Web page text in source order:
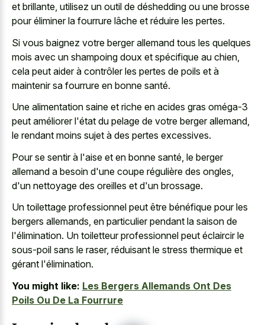
et brillante, utilisez un outil de déshedding ou une brosse
pour éliminer la fourrure lâche et réduire les pertes.
Si vous baignez votre berger allemand tous les quelques
mois avec un shampoing doux et spécifique au chien,
cela peut aider à contrôler les pertes de poils et à
maintenir sa fourrure en bonne santé.
Une alimentation saine et riche en acides gras oméga-3
peut améliorer l'état du pelage de votre berger allemand,
le rendant moins sujet à des pertes excessives.
Pour se sentir à l'aise et en bonne santé, le berger
allemand a besoin d'une coupe régulière des ongles,
d'un nettoyage des oreilles et d'un brossage.
Un toilettage professionnel peut être bénéfique pour les
bergers allemands, en particulier pendant la saison de
l'élimination. Un toiletteur professionnel peut éclaircir le
sous-poil sans le raser, réduisant le stress thermique et
gérant l'élimination.
You might like: Les Bergers Allemands Ont Des
Poils Ou De La Fourrure